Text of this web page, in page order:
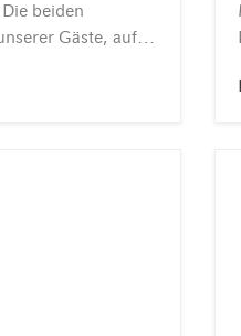
Die beiden
Entchen erleben, Dank unserer Gäste, aufregende Abenteuer und schicken von ihren Reisezielen tolle Erinnerungsbilder. Möchten Sie auch mehr über das aufregende Reisejahr 2017 erfahren? Dann lassen…